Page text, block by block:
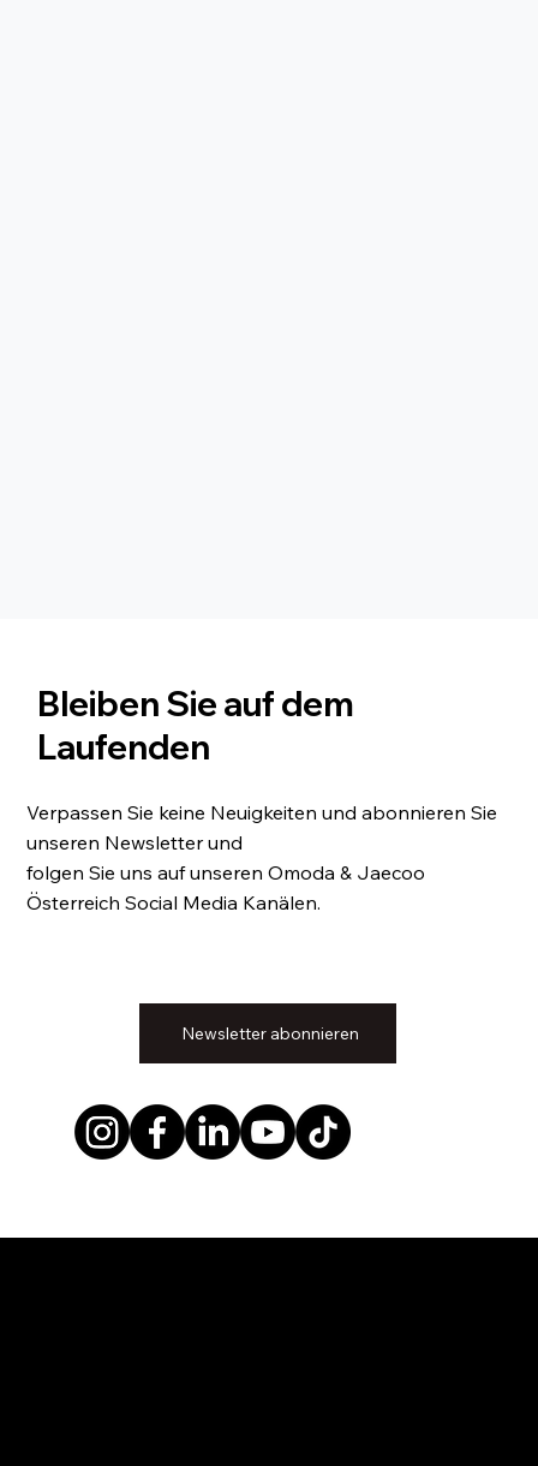
Bleiben Sie auf dem
Laufenden
Verpassen Sie keine Neuigkeiten und abonnieren Sie
unseren Newsletter und
folgen Sie uns auf unseren Omoda & Jaecoo
Österreich Social Media Kanälen.
Newsletter abonnieren